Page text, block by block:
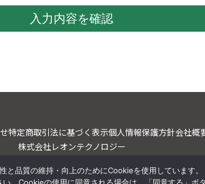
特定商取引法に基づく表示個人情報保護方針会社概
株式会社レオンテクノロジー
京都豊島区池袋2-52-8 大河内ビル3階
と品質の維持・向上のためにCookieを使用しています。